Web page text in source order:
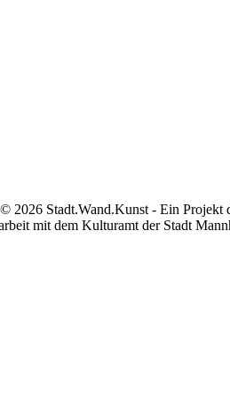
© 2026 Stadt.Wand.Kunst - Ein Projekt
mit dem Kulturamt der Stadt